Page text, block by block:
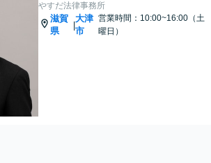
やすだ法律事務所
滋賀
県
|
大津
市
営業時間：10:00~16:00（土
曜日）